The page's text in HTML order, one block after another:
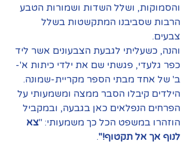
והסמוקות, ושלל השדות ושמורות הטבע
הרבות שסביבנו המתקשטות בשלל
צבעים.
והנה, כשעליתי לגבעת הצבעונים אשר ליד
כפר גלעדי, פגשתי שם את ילדי כיתות א'-
ב' של אחד מבתי הספר מקריית-שמונה.
הילדים קיבלו הסבר ממצה ומשמעותי על
הפרחים הנפלאים כאן בגבעה, ובמקביל
הוזהרו במשפט הכל כך משמעותי: "צא
לנוף אך אל תקטוף!".